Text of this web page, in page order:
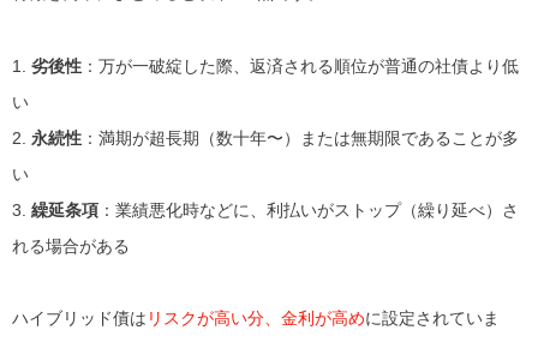
1. 劣後性 ：万が一破綻した際、返済される順位が普通の社債より低
い
2. 永続性 ：満期が超長期（数十年〜）または無期限であることが多
い
3. 繰延条項 ：業績悪化時などに、利払いがストップ（繰り延べ）さ
れる場合がある
ハイブリッド債は リスクが高い分、金利が高めに設定されていま